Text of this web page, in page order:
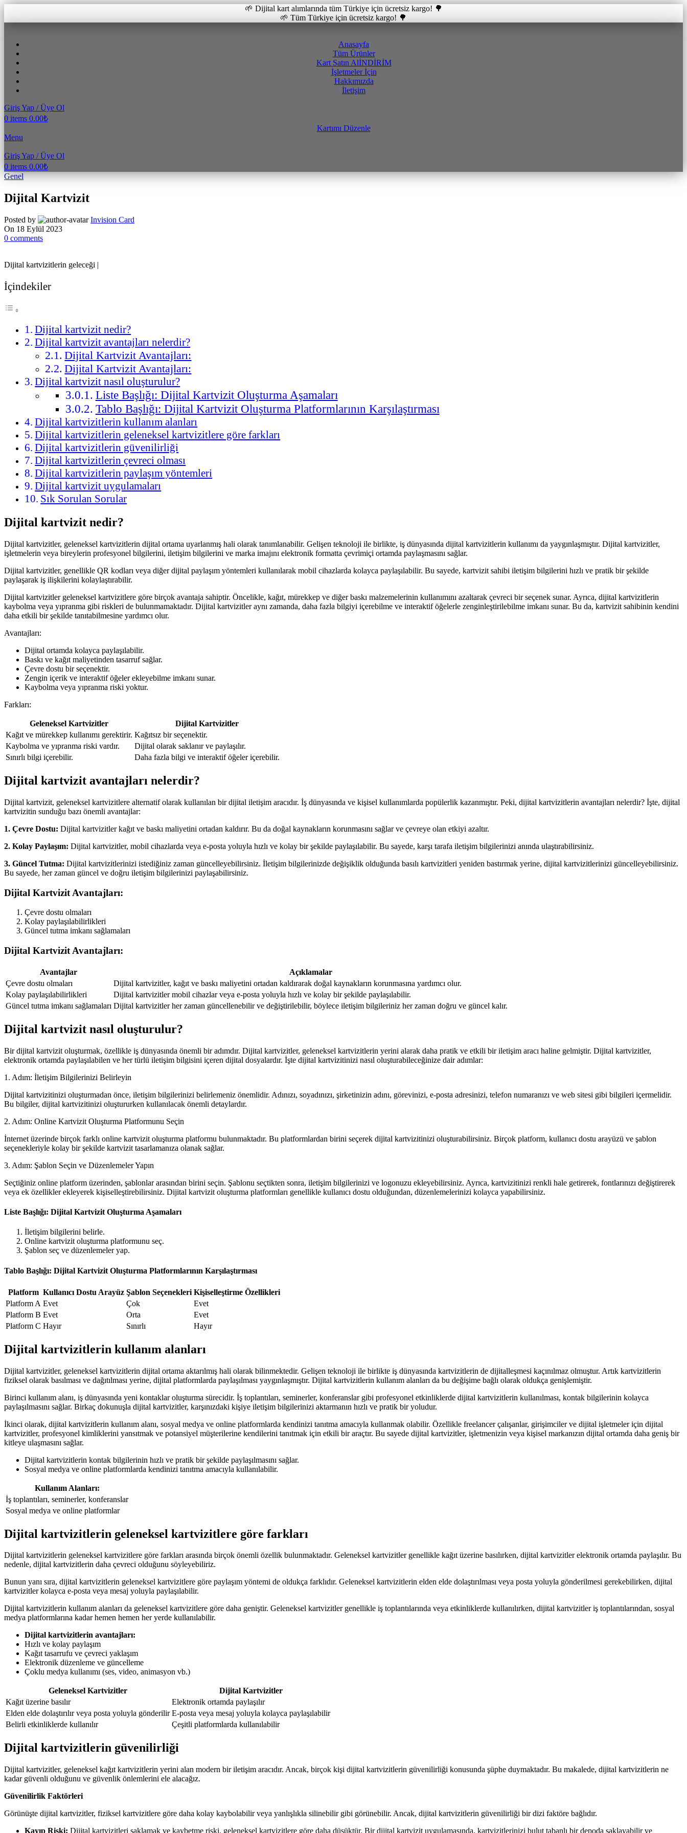
🌱 Dijital kart alımlarında tüm Türkiye için ücretsiz kargo! 🌳
🌱 Tüm Türkiye için ücretsiz kargo! 🌳
Anasayfa
Tüm Ürünler
Kart Satın AlİNDİRİM
İşletmeler İçin
Hakkımızda
İletişim
Giriş Yap / Üye Ol
0 items 0.00₺
Kartımı Düzenle
Menu
Giriş Yap / Üye Ol
0 items 0.00₺
Genel
Dijital Kartvizit
Posted by
Invision Card
On 18 Eylül 2023
0 comments
Dijital kartvizitlerin geleceği |
İçindekiler
Dijital kartvizit nedir?
Dijital kartvizit avantajları nelerdir?
Dijital Kartvizit Avantajları:
Dijital Kartvizit Avantajları:
Dijital kartvizit nasıl oluşturulur?
Liste Başlığı: Dijital Kartvizit Oluşturma Aşamaları
Tablo Başlığı: Dijital Kartvizit Oluşturma Platformlarının Karşılaştırması
Dijital kartvizitlerin kullanım alanları
Dijital kartvizitlerin geleneksel kartvizitlere göre farkları
Dijital kartvizitlerin güvenilirliği
Dijital kartvizitlerin çevreci olması
Dijital kartvizitlerin paylaşım yöntemleri
Dijital kartvizit uygulamaları
Sık Sorulan Sorular
Dijital kartvizit nedir?
Dijital kartvizitler, geleneksel kartvizitlerin dijital ortama uyarlanmış hali olarak tanımlanabilir. Gelişen teknoloji ile birlikte, iş dünyasında dijital kartvizitlerin kullanımı da yaygınlaşmıştır. Dijital kartvizitler,
işletmelerin veya bireylerin profesyonel bilgilerini, iletişim bilgilerini ve marka imajını elektronik formatta çevrimiçi ortamda paylaşmasını sağlar.
Dijital kartvizitler, genellikle QR kodları veya diğer dijital paylaşım yöntemleri kullanılarak mobil cihazlarda kolayca paylaşılabilir. Bu sayede, kartvizit sahibi iletişim bilgilerini hızlı ve pratik bir şekilde
paylaşarak iş ilişkilerini kolaylaştırabilir.
Dijital kartvizitler geleneksel kartvizitlere göre birçok avantaja sahiptir. Öncelikle, kağıt, mürekkep ve diğer baskı malzemelerinin kullanımını azaltarak çevreci bir seçenek sunar. Ayrıca, dijital kartvizitlerin
kaybolma veya yıpranma gibi riskleri de bulunmamaktadır. Dijital kartvizitler aynı zamanda, daha fazla bilgiyi içerebilme ve interaktif öğelerle zenginleştirilebilme imkanı sunar. Bu da, kartvizit sahibinin kendini
daha etkili bir şekilde tanıtabilmesine yardımcı olur.
Avantajları:
Dijital ortamda kolayca paylaşılabilir.
Baskı ve kağıt maliyetinden tasarruf sağlar.
Çevre dostu bir seçenektir.
Zengin içerik ve interaktif öğeler ekleyebilme imkanı sunar.
Kaybolma veya yıpranma riski yoktur.
Farkları:
Geleneksel Kartvizitler
Dijital Kartvizitler
Kağıt ve mürekkep kullanımı gerektirir. Kağıtsız bir seçenektir.
Kaybolma ve yıpranma riski vardır.
Dijital olarak saklanır ve paylaşılır.
Sınırlı bilgi içerebilir.
Daha fazla bilgi ve interaktif öğeler içerebilir.
Dijital kartvizit avantajları nelerdir?
Dijital kartvizit, geleneksel kartvizitlere alternatif olarak kullanılan bir dijital iletişim aracıdır. İş dünyasında ve kişisel kullanımlarda popülerlik kazanmıştır. Peki, dijital kartvizitlerin avantajları nelerdir? İşte, dijital
kartvizitin sunduğu bazı önemli avantajlar:
1. Çevre Dostu: Dijital kartvizitler kağıt ve baskı maliyetini ortadan kaldırır. Bu da doğal kaynakların korunmasını sağlar ve çevreye olan etkiyi azaltır.
2. Kolay Paylaşım: Dijital kartvizitler, mobil cihazlarda veya e-posta yoluyla hızlı ve kolay bir şekilde paylaşılabilir. Bu sayede, karşı tarafa iletişim bilgilerinizi anında ulaştırabilirsiniz.
3. Güncel Tutma: Dijital kartvizitlerinizi istediğiniz zaman güncelleyebilirsiniz. İletişim bilgilerinizde değişiklik olduğunda basılı kartvizitleri yeniden bastırmak yerine, dijital kartvizitlerinizi güncelleyebilirsiniz.
Bu sayede, her zaman güncel ve doğru iletişim bilgilerinizi paylaşabilirsiniz.
Dijital Kartvizit Avantajları:
Çevre dostu olmaları
Kolay paylaşılabilirlikleri
Güncel tutma imkanı sağlamaları
Dijital Kartvizit Avantajları:
Avantajlar
Açıklamalar
Çevre dostu olmaları
Dijital kartvizitler, kağıt ve baskı maliyetini ortadan kaldırarak doğal kaynakların korunmasına yardımcı olur.
Kolay paylaşılabilirlikleri
Dijital kartvizitler mobil cihazlar veya e-posta yoluyla hızlı ve kolay bir şekilde paylaşılabilir.
Güncel tutma imkanı sağlamaları Dijital kartvizitler her zaman güncellenebilir ve değiştirilebilir, böylece iletişim bilgileriniz her zaman doğru ve güncel kalır.
Dijital kartvizit nasıl oluşturulur?
Bir dijital kartvizit oluşturmak, özellikle iş dünyasında önemli bir adımdır. Dijital kartvizitler, geleneksel kartvizitlerin yerini alarak daha pratik ve etkili bir iletişim aracı haline gelmiştir. Dijital kartvizitler,
elektronik ortamda paylaşılabilen ve her türlü iletişim bilgisini içeren dijital dosyalardır. İşte dijital kartvizitinizi nasıl oluşturabileceğinize dair adımlar:
1. Adım: İletişim Bilgilerinizi Belirleyin
Dijital kartvizitinizi oluşturmadan önce, iletişim bilgilerinizi belirlemeniz önemlidir. Adınızı, soyadınızı, şirketinizin adını, görevinizi, e-posta adresinizi, telefon numaranızı ve web sitesi gibi bilgileri içermelidir.
Bu bilgiler, dijital kartvizitinizi oluştururken kullanılacak önemli detaylardır.
2. Adım: Online Kartvizit Oluşturma Platformunu Seçin
İnternet üzerinde birçok farklı online kartvizit oluşturma platformu bulunmaktadır. Bu platformlardan birini seçerek dijital kartvizitinizi oluşturabilirsiniz. Birçok platform, kullanıcı dostu arayüzü ve şablon
seçenekleriyle kolay bir şekilde kartvizit tasarlamanıza olanak sağlar.
3. Adım: Şablon Seçin ve Düzenlemeler Yapın
Seçtiğiniz online platform üzerinden, şablonlar arasından birini seçin. Şablonu seçtikten sonra, iletişim bilgilerinizi ve logonuzu ekleyebilirsiniz. Ayrıca, kartvizitinizi renkli hale getirerek, fontlarınızı değiştirerek
veya ek özellikler ekleyerek kişiselleştirebilirsiniz. Dijital kartvizit oluşturma platformları genellikle kullanıcı dostu olduğundan, düzenlemelerinizi kolayca yapabilirsiniz.
Liste Başlığı: Dijital Kartvizit Oluşturma Aşamaları
İletişim bilgilerini belirle.
Online kartvizit oluşturma platformunu seç.
Şablon seç ve düzenlemeler yap.
Tablo Başlığı: Dijital Kartvizit Oluşturma Platformlarının Karşılaştırması
Platform Kullanıcı Dostu Arayüz Şablon Seçenekleri Kişiselleştirme Özellikleri
Platform A Evet Çok
Evet
Platform B Evet Orta
Evet
Platform C Hayır Sınırlı Hayır
Dijital kartvizitlerin kullanım alanları
Dijital kartvizitler, geleneksel kartvizitlerin dijital ortama aktarılmış hali olarak bilinmektedir. Gelişen teknoloji ile birlikte iş dünyasında kartvizitlerin de dijitalleşmesi kaçınılmaz olmuştur. Artık kartvizitlerin
fiziksel olarak basılması ve dağıtılması yerine, dijital platformlarda paylaşılması yaygınlaşmıştır. Dijital kartvizitlerin kullanım alanları da bu değişime bağlı olarak oldukça genişlemiştir.
Birinci kullanım alanı, iş dünyasında yeni kontaklar oluşturma sürecidir. İş toplantıları, seminerler, konferanslar gibi profesyonel etkinliklerde dijital kartvizitlerin kullanılması, kontak bilgilerinin kolayca
paylaşılmasını sağlar. Birkaç dokunuşla dijital kartvizitler, karşınızdaki kişiye iletişim bilgilerinizi aktarmanın hızlı ve pratik bir yoludur.
İkinci olarak, dijital kartvizitlerin kullanım alanı, sosyal medya ve online platformlarda kendinizi tanıtma amacıyla kullanmak olabilir. Özellikle freelancer çalışanlar, girişimciler ve dijital işletmeler için dijital
kartvizitler, profesyonel kimliklerini yansıtmak ve potansiyel müşterilerine kendilerini tanıtmak için etkili bir araçtır. Bu sayede dijital kartvizitler, işletmenizin veya kişisel markanızın dijital ortamda daha geniş bir
kitleye ulaşmasını sağlar.
Dijital kartvizitlerin kontak bilgilerinin hızlı ve pratik bir şekilde paylaşılmasını sağlar.
Sosyal medya ve online platformlarda kendinizi tanıtma amacıyla kullanılabilir.
Kullanım Alanları:
İş toplantıları, seminerler, konferanslar
Sosyal medya ve online platformlar
Dijital kartvizitlerin geleneksel kartvizitlere göre farkları
Dijital kartvizitlerin geleneksel kartvizitlere göre farkları arasında birçok önemli özellik bulunmaktadır. Geleneksel kartvizitler genellikle kağıt üzerine basılırken, dijital kartvizitler elektronik ortamda paylaşılır. Bu
nedenle, dijital kartvizitlerin daha çevreci olduğunu söyleyebiliriz.
Bunun yanı sıra, dijital kartvizitlerin geleneksel kartvizitlere göre paylaşım yöntemi de oldukça farklıdır. Geleneksel kartvizitlerin elden elde dolaştırılması veya posta yoluyla gönderilmesi gerekebilirken, dijital
kartvizitler kolayca e-posta veya mesaj yoluyla paylaşılabilir.
Dijital kartvizitlerin kullanım alanları da geleneksel kartvizitlere göre daha geniştir. Geleneksel kartvizitler genellikle iş toplantılarında veya etkinliklerde kullanılırken, dijital kartvizitler iş toplantılarından, sosyal
medya platformlarına kadar hemen hemen her yerde kullanılabilir.
Dijital kartvizitlerin avantajları:
Hızlı ve kolay paylaşım
Kağıt tasarrufu ve çevreci yaklaşım
Elektronik düzenleme ve güncelleme
Çoklu medya kullanımı (ses, video, animasyon vb.)
Geleneksel Kartvizitler
Dijital Kartvizitler
Kağıt üzerine basılır
Elektronik ortamda paylaşılır
Elden elde dolaştırılır veya posta yoluyla gönderilir E-posta veya mesaj yoluyla kolayca paylaşılabilir
Belirli etkinliklerde kullanılır
Çeşitli platformlarda kullanılabilir
Dijital kartvizitlerin güvenilirliği
Dijital kartvizitler, geleneksel kağıt kartvizitlerin yerini alan modern bir iletişim aracıdır. Ancak, birçok kişi dijital kartvizitlerin güvenilirliği konusunda şüphe duymaktadır. Bu makalede, dijital kartvizitlerin ne
kadar güvenli olduğunu ve güvenlik önlemlerini ele alacağız.
Güvenilirlik Faktörleri
Görünüşte dijital kartvizitler, fiziksel kartvizitlere göre daha kolay kaybolabilir veya yanlışlıkla silinebilir gibi görünebilir. Ancak, dijital kartvizitlerin güvenilirliği bir dizi faktöre bağlıdır.
Kayıp Riski: Dijital kartvizitleri saklamak ve kaybetme riski, geleneksel kartvizitlere göre daha düşüktür. Bir dijital kartvizit uygulamasında, kartvizitlerinizi bulut tabanlı bir depoda saklayabilir ve